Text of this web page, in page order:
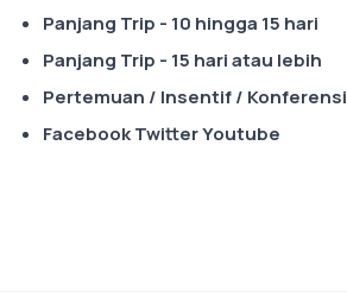
Panjang Trip - 10 hingga 15 hari
Panjang Trip - 15 hari atau lebih
Pertemuan / Insentif / Konferensi
Facebook Twitter Youtube